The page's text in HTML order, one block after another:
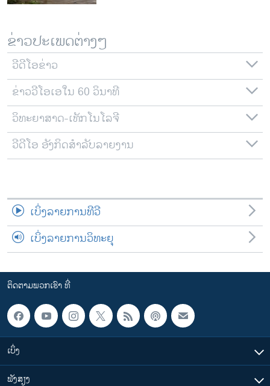
ພາສາຕ່າງໆ
ຂ່າວປະເພດຕ່າງໆ
ວີດີໂອຂ່າວ
ຂ່າວວີໂອເອໃນ 60 ວິນາທີ
ວິທະຍາສາດ-ເທັກໂນໂລຈີ
ວີດີໂອ ອັງກິດສຳລັບລາຍງານ
ເບິ່ງລາຍການທີວີ
ເບິ່ງລາຍການວິທະຍຸ
ຕິດຕາມພວກເຮົາ ທີ່
ເບິ່ງ
ຟັງສຽງ